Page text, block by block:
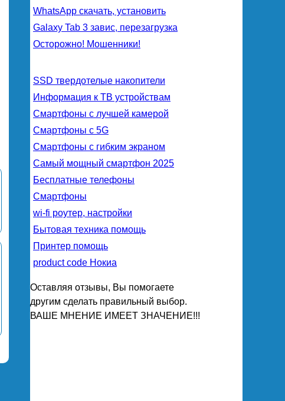
WhatsApp скачать, установить
Galaxy Tab 3 завис, перезагрузка
Осторожно! Мошенники!
SSD твердотелые накопители
Информация к ТВ устройствам
Смартфоны с лучшей камерой
Смартфоны с 5G
Смартфоны с гибким экраном
Самый мощный смартфон 2025
Бесплатные телефоны
Смартфоны
wi-fi роутер, настройки
Бытовая техника помощь
Принтер помощь
product code Нокиа
Оставляя отзывы, Вы помогаете
другим сделать правильный выбор.
ВАШЕ МНЕНИЕ ИМЕЕТ ЗНАЧЕНИЕ!!!